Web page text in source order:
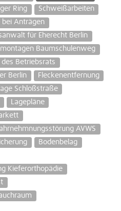
Ring
Schweißarbeiten
bei Anträgen
für Eherecht Berlin
Baumschulenweg
Betriebsrats
Berlin
Fleckenentfernung
Schloßstraße
Lagepläne
AVWS
Bodenbelag
Kieferorthopädie